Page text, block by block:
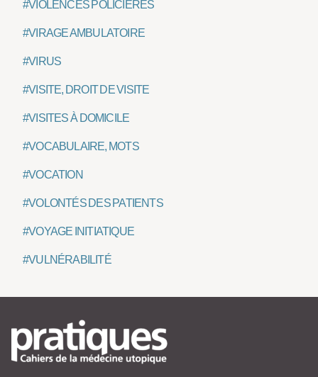
#VIOLENCES POLICIÈRES
#VIRAGE AMBULATOIRE
#VIRUS
#VISITE, DROIT DE VISITE
#VISITES À DOMICILE
#VOCABULAIRE, MOTS
#VOCATION
#VOLONTÉS DES PATIENTS
#VOYAGE INITIATIQUE
#VULNÉRABILITÉ